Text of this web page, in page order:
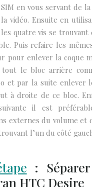
en vous servant de
vidéo. Ensuite en
quatre vis se trouvant
Puis refaire les
pour enlever la coque
tout le bloc arrière
et par la suite enlever
à droite de ce bloc.
il est
externes du volume et
l’un du côté
:
HTC Desire